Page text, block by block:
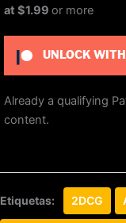
at $1.99 or more
UNLOCK WITH
Already a qualifying
content.
Etiquetas: 2DCG